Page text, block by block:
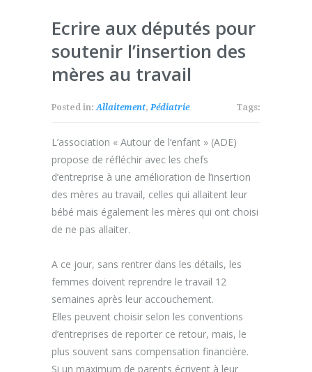
Ecrire aux députés pour
soutenir l’insertion des
mères au travail
Posted in:Allaitement,Pédiatrie Tags:
L’association « Autour de l‘enfant » (ADE)
propose de réfléchir avec les chefs
d’entreprise à une amélioration de l’insertion
des mères au travail, celles qui allaitent leur
bébé mais également les mères qui ont choisi
de ne pas allaiter.
A ce jour, sans rentrer dans les détails, les
femmes doivent reprendre le travail 12
semaines après leur accouchement.
Elles peuvent choisir selon les conventions
d’entreprises de reporter ce retour, mais, le
plus souvent sans compensation financière.
Si un maximum de parents écrivent à leur